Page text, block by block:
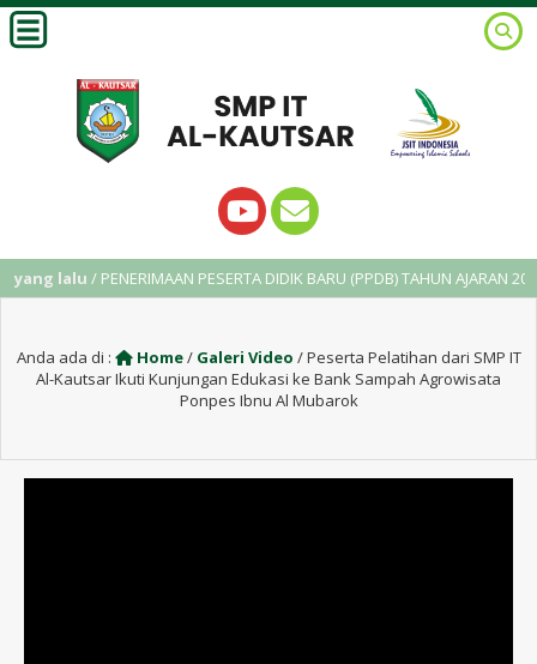
lalu/ PENERIMAAN PESERTA DIDIK BARU (PPDB) TAHUN AJARAN
Anda ada di : Home/ Galeri Video /Peserta Pelatihan dari SMP IT
Al-Kautsar Ikuti Kunjungan Edukasi ke Bank Sampah Agrowisata
Ponpes Ibnu Al Mubarok